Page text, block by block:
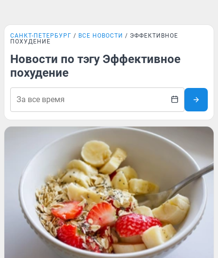
САНКТ-ПЕТЕРБУРГ ВСЕ НОВОСТИ
ЭФФЕКТИВНОЕ
ПОХУДЕНИЕ
Новости по тэгу Эффективное
похудение